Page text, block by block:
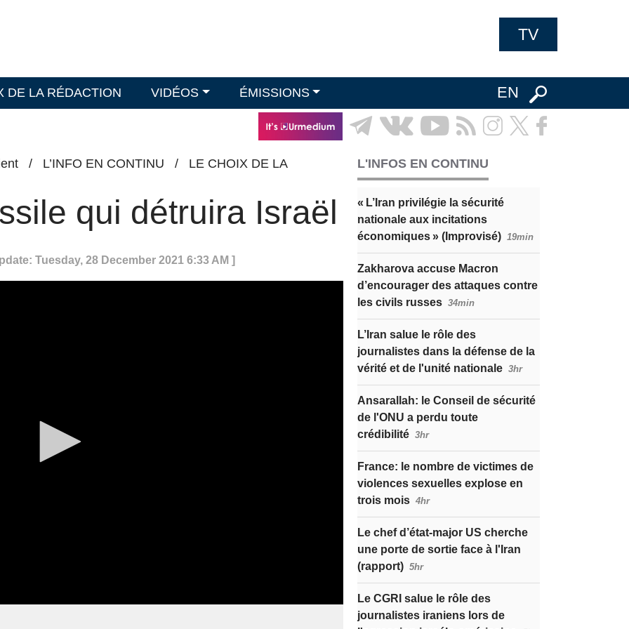
TV
DE LA RÉDACTION VIDÉOS ÉMISSIONS EN
/ L’INFO EN CONTINU /
LE CHOIX DE LA
qui détruira Israël
Tuesday, 28 December 2021 6:33 AM ]
L'INFOS EN CONTINU
« L’Iran privilégie la sécurité
nationale aux incitations
économiques » (Improvisé) 19min
Zakharova accuse Macron
d’encourager des attaques contre
les civils russes 34min
L’Iran salue le rôle des
journalistes dans la défense de la
vérité et de l'unité nationale 3hr
Ansarallah: le Conseil de sécurité
de l'ONU a perdu toute
crédibilité 3hr
France: le nombre de victimes de
violences sexuelles explose en
trois mois 4hr
Le chef d’état-major US cherche
une porte de sortie face à l'Iran
(rapport) 5hr
Le CGRI salue le rôle des
journalistes iraniens lors de